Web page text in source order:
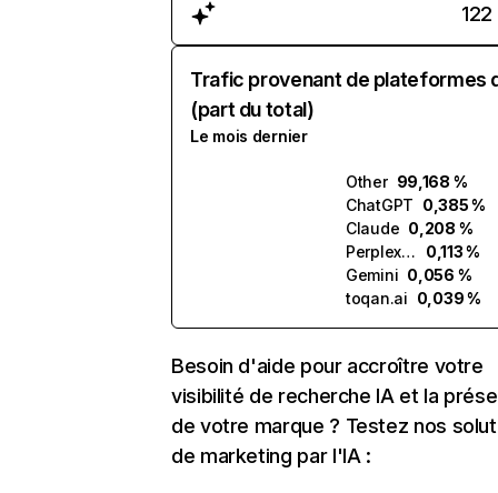
122
Trafic provenant de plateformes
(part du total)
Le mois dernier
Other 99,168 %
ChatGPT 0,385 %
Claude 0,208 %
Perplexity
0,113 %
Gemini 0,056 %
toqan.ai 0,039 %
Besoin d'aide pour accroître votre
visibilité de recherche IA et la
de votre marque ? Testez nos
de marketing par l'IA :